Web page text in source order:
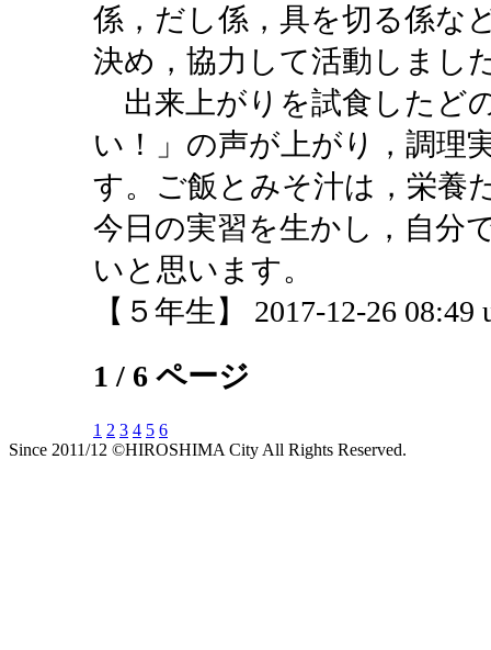
係，だし係，具を切る係な
決め，協力して活動しまし
出来上がりを試食したど
い！」の声が上がり，調理
す。ご飯とみそ汁は，栄養
今日の実習を生かし，自分
いと思います。
【５年生】 2017-12-26 08:49
1 / 6 ページ
1 2 3 4 5 6
Since 2011/12 ©HIROSHIMA City All Rights Reserved.